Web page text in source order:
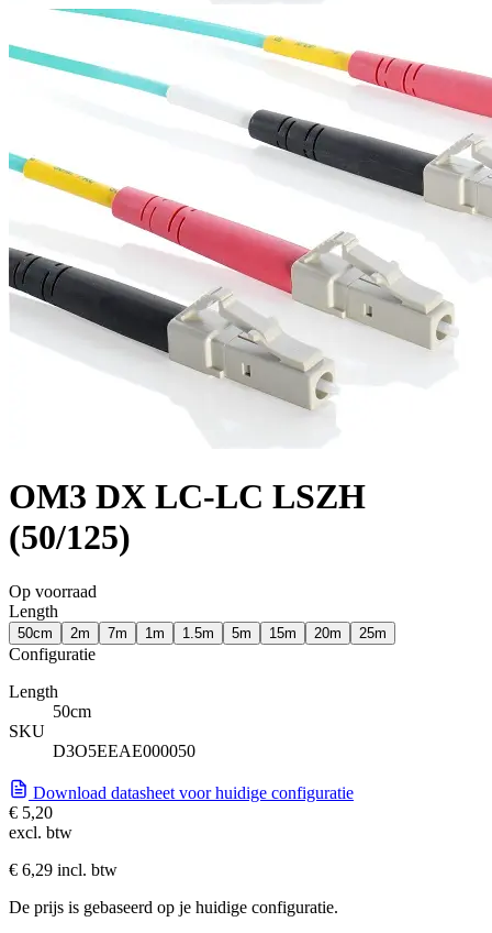
OM3 DX LC-LC LSZH
(50/125)
Op voorraad
Length
50cm 2m 7m 1m 1.5m 5m 15m 20m 25m
Configuratie
Length
50cm
SKU
D3O5EEAE000050
Download datasheet voor huidige configuratie
€ 5,20
excl. btw
€ 6,29 incl. btw
De prijs is gebaseerd op je huidige configuratie.